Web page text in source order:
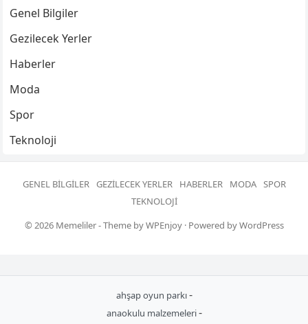
Genel Bilgiler
Gezilecek Yerler
Haberler
Moda
Spor
Teknoloji
GENEL BILGILER GEZILECEK YERLER HABERLER MODA SPOR
TEKNOLOJI
© 2026 Memeliler- Theme byWPEnjoy· Powered byWordPress
ahşap oyun parkı-
anaokulu malzemeleri-